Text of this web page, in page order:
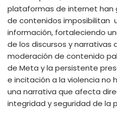
plataformas de internet han
de contenidos imposibilitan
información, fortaleciendo
de los discursos y narrativas
moderación de contenido
de Meta y la persistente
e incitación a la violencia no
una narrativa que afecta
integridad y seguridad de la